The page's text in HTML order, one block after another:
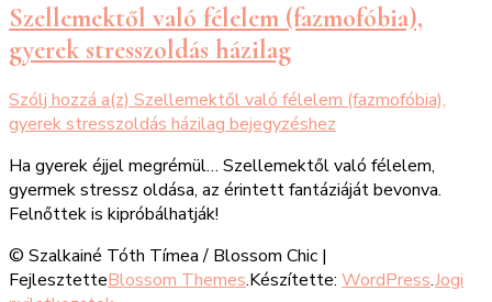
Szellemektől való félelem (fazmofóbia),
gyerek stresszoldás házilag
Szólj hozzá a(z) Szellemektől való félelem (fazmofóbia),
gyerek stresszoldás házilag bejegyzéshez
Ha gyerek éjjel megrémül… Szellemektől való félelem,
gyermek stressz oldása, az érintett fantáziáját bevonva.
Felnőttek is kipróbálhatják!
© Szalkainé Tóth Tímea / Blossom Chic |
FejlesztetteBlossom Themes.Készítette: WordPress.Jogi